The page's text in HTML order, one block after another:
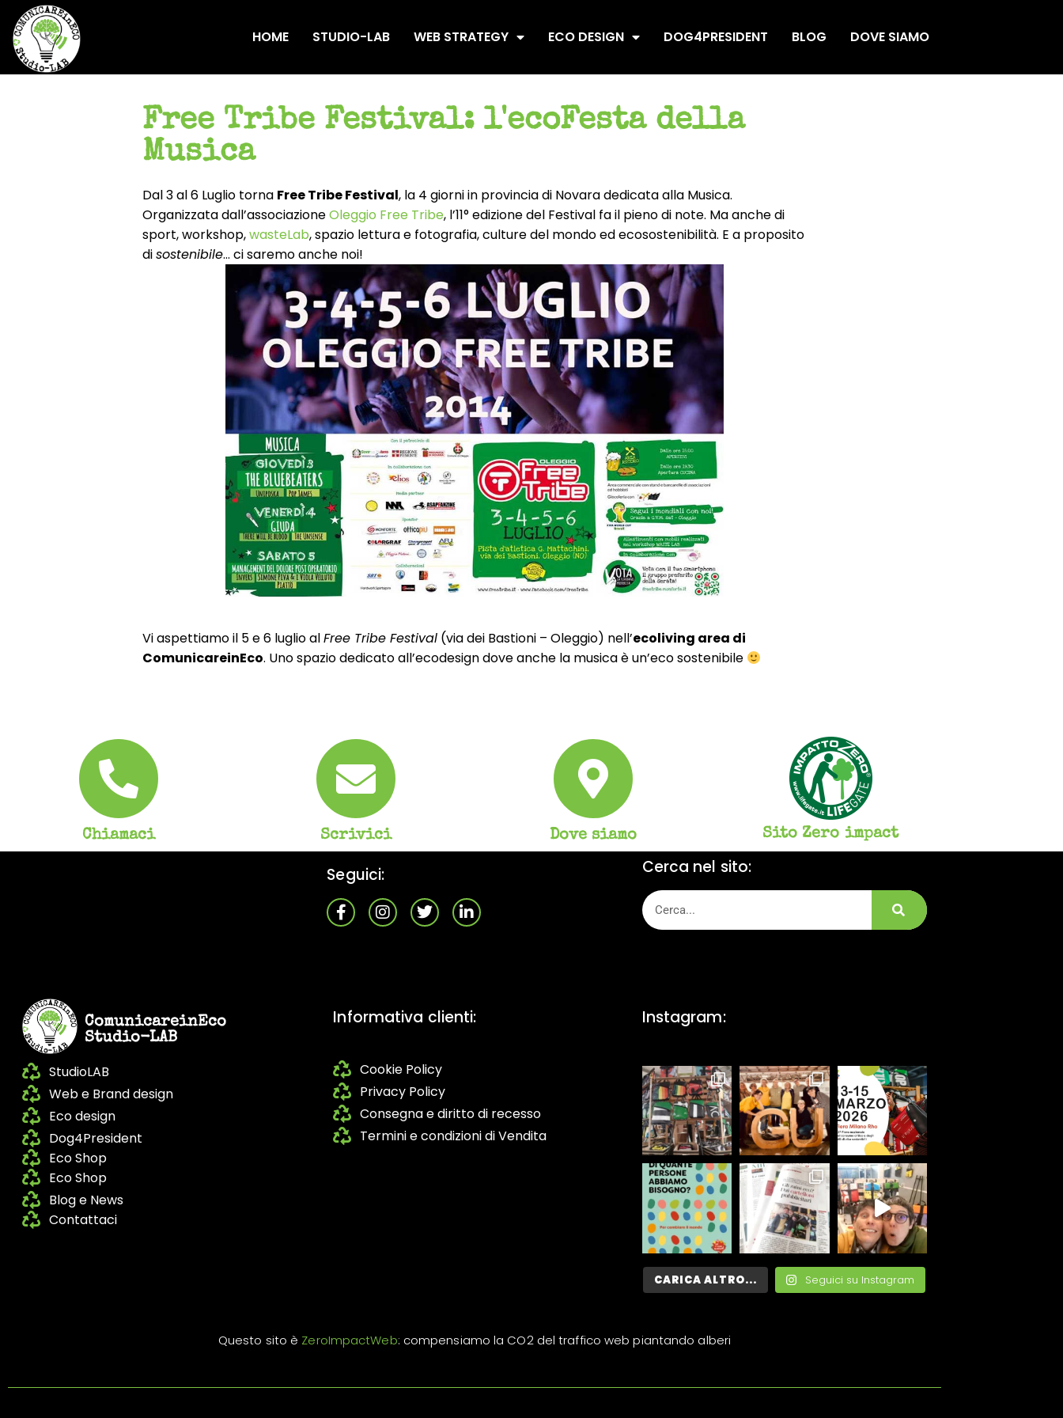
HOME STUDIO-LAB WEB STRATEGY ECO DESIGN DOG4PRESIDENT BLOG DOVE SIAMO
Free Tribe Festival: l'ecoFesta della
Musica
Dal 3 al 6 Luglio torna Free Tribe Festival, la 4 giorni in provincia di Novara dedicata alla Musica.
Organizzata dall’associazioneOleggio Free Tribe, l’11° edizione del Festival fa il pieno di note. Ma anche di
sport, workshop,wasteLab, spazio lettura e fotografia, culture del mondo ed ecosostenibilità. E a proposito
disostenibile… ci saremo anche noi!
Vi aspettiamo il 5 e 6 luglio alFree Tribe Festival (via dei Bastioni – Oleggio) nell’ecoliving area di
ComunicareinEco. Uno spazio dedicato all’ecodesign dove anche la musica è un’eco sostenibile
Chiamaci Scrivici Dove siamo Sito Zero impact
Seguici: Cerca nel sito:
ComunicareinEco
Studio-LAB
StudioLAB
Web e Brand design
Eco design
Dog4President
Eco Shop
Eco Shop
Blog e News
Contattaci
Informativa clienti:
Cookie Policy
Privacy Policy
Consegna e diritto di recesso
Termini e condizioni di Vendita
Instagram:
CARICA ALTRO... Seguici su Instagram
Questo sito è ZeroImpactWeb: compensiamo la CO2 del traffico web piantando alberi